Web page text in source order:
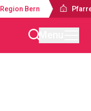
Region Bern